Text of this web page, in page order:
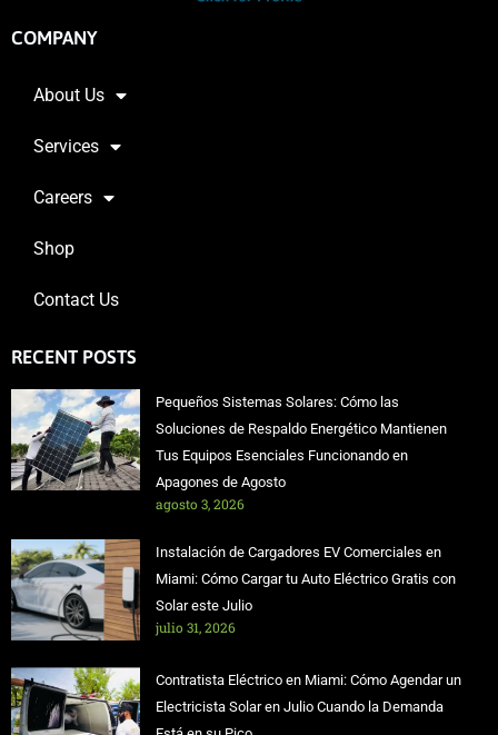
COMPANY
About Us
Services
Careers
Shop
Contact Us
RECENT POSTS
Pequeños Sistemas Solares: Cómo las
Soluciones de Respaldo Energético Mantienen
Tus Equipos Esenciales Funcionando en
Apagones de Agosto
agosto 3, 2026
Instalación de Cargadores EV Comerciales en
Miami: Cómo Cargar tu Auto Eléctrico Gratis con
Solar este Julio
julio 31, 2026
Contratista Eléctrico en Miami: Cómo Agendar un
Electricista Solar en Julio Cuando la Demanda